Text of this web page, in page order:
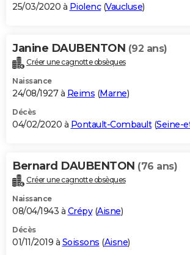
25/03/2020 à Piolenc(Vaucluse)
Janine DAUBENTON (92 ans)
Créer une cagnotte obsèques
Naissance
24/08/1927 à Reims (Marne)
Décès
04/02/2020 à Pontault-Combault(Seine-
Bernard DAUBENTON (76 ans)
Créer une cagnotte obsèques
Naissance
08/04/1943 à Crépy(Aisne)
Décès
01/11/2019 à Soissons (Aisne)